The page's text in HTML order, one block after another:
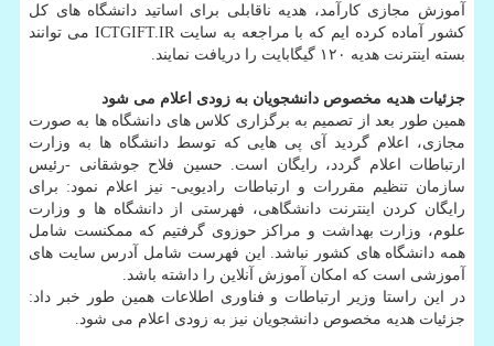
آموزش مجازی کارآمد، هدیه ناقابلی برای اساتید دانشگاه های کل
کشور آماده کرده ایم که با مراجعه به سایت ICTGIFT.IR می توانند
بسته اینترنت هدیه ۱۲۰ گیگابایت را دریافت نمایند.
جزئیات هدیه مخصوص دانشجویان به زودی اعلام می شود
همین طور بعد از تصمیم به برگزاری کلاس های دانشگاه ها به صورت
مجازی، اعلام گردید آی پی هایی که توسط دانشگاه ها به وزارت
ارتباطات اعلام گردد، رایگان است. حسین فلاح جوشقانی -رئیس
سازمان تنظیم مقررات و ارتباطات رادیویی- نیز اعلام نمود: برای
رایگان کردن اینترنت دانشگاهی، فهرستی از دانشگاه ها و وزارت
علوم، وزارت بهداشت و مراکز حوزوی گرفتیم که ممکنست شامل
همه دانشگاه های کشور نباشد. این فهرست شامل آدرس سایت های
آموزشی است که امکان آموزش آنلاین را داشته باشد.
در این راستا وزیر ارتباطات و فناوری اطلاعات همین طور خبر داد:
جزئیات هدیه مخصوص دانشجویان نیز به زودی اعلام می شود.